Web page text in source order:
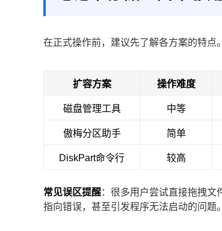
在正式操作前，建议先了解各方案的特点
扩容方案 操作难度
磁盘管理工具 中等
傲梅分区助手 简单
DiskPart命令行 较高
常见误区提醒：很多用户尝试直接拖拽
指向错误，甚至引发程序无法启动的问题